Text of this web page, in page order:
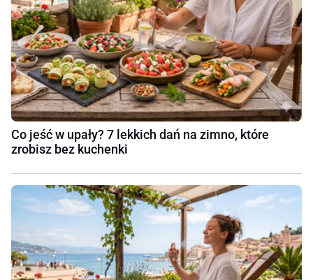
Co jeść w upały? 7 lekkich dań na zimno, które
zrobisz bez kuchenki